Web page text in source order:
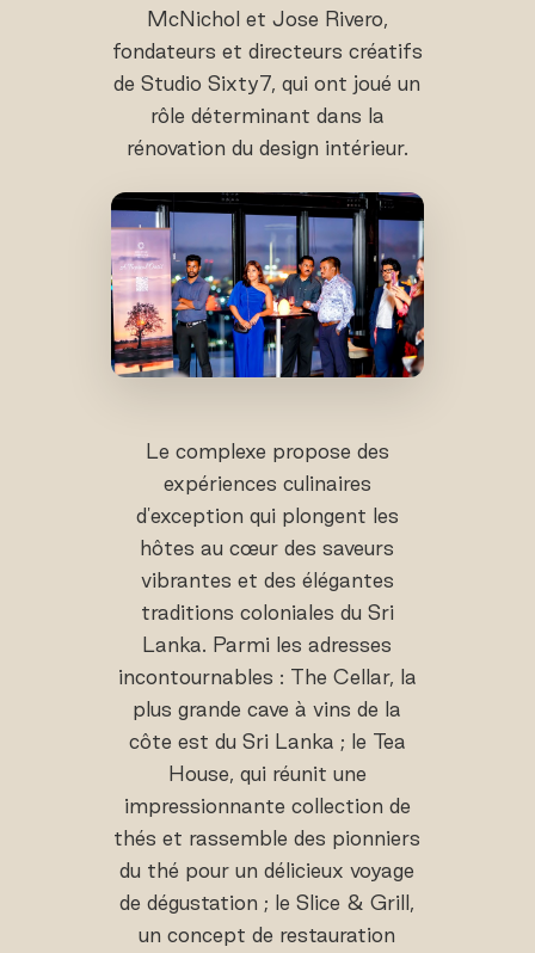
McNichol et Jose Rivero,
fondateurs et directeurs créatifs
de Studio Sixty7, qui ont joué un
rôle déterminant dans la
rénovation du design intérieur.
Le complexe propose des
expériences culinaires
d'exception qui plongent les
hôtes au cœur des saveurs
vibrantes et des élégantes
traditions coloniales du Sri
Lanka. Parmi les adresses
incontournables : The Cellar, la
plus grande cave à vins de la
côte est du Sri Lanka ; le Tea
House, qui réunit une
impressionnante collection de
thés et rassemble des pionniers
du thé pour un délicieux voyage
de dégustation ; le Slice & Grill,
un concept de restauration